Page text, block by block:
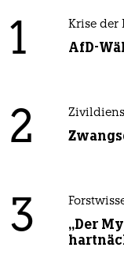
1 Krise der
AfD-
2
3
„Der